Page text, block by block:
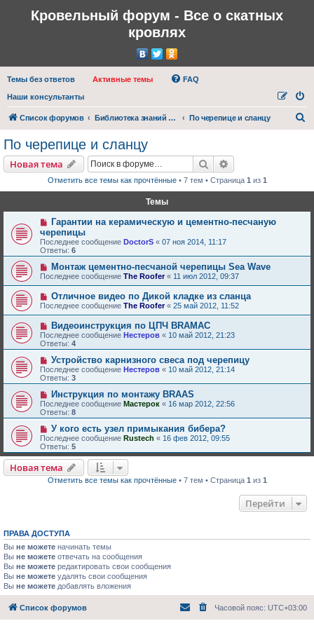
Кровельный форум - Все о скатных
кровлях
Темы без ответов Активные темы FAQ
Наши консультанты
Список форумов Библиотека знаний (документация, инструкции, видео и фотоматериалы) По черепице и сланцу
По черепице и сланцу
Новая тема Поиск
Отметить все темы как прочтённые• 7 тем • Страница 1 из 1
Темы
Гарантии на керамическую и цементно-песчаную
черепицы
Последнее сообщение DoctorS « 07 ноя 2014, 11:17
Ответы: 6
Монтаж цементно-песчаной черепицы Sea Wave
Последнее сообщение The Roofer« 11 июл 2012, 09:37
Отличное видео по Дикой кладке из сланца
Последнее сообщение The Roofer« 25 май 2012, 11:52
Видеоинструкция по ЦПЧ BRAMAC
Последнее сообщение Нестеров « 10 май 2012, 21:23
Ответы: 4
Устройство карнизного свеса под черепицу
Последнее сообщение Нестеров « 10 май 2012, 21:14
Ответы: 3
Инструкция по монтажу BRAAS
Последнее сообщение Мастерок « 16 мар 2012, 22:56
Ответы: 8
У кого есть узел примыкания бибера?
Последнее сообщение Rustech « 16 фев 2012, 09:55
Ответы: 5
Новая тема
Отметить все темы как прочтённые• 7 тем • Страница 1 из 1
Перейти
ПРАВА ДОСТУПА
Вы не можете начинать темы
Вы не можете отвечать на сообщения
Вы не можете редактировать свои сообщения
Вы не можете удалять свои сообщения
Вы не можете добавлять вложения
Список форумов Часовой пояс: UTC+03:00